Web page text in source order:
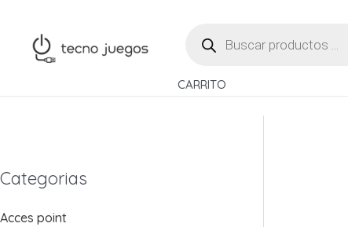
contenido
PRODUCTOS
CARRITO
Categorias
Acces point